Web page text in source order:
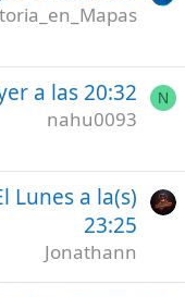
a las 20:32
nahu0093
N
Lunes a la(s)
23:25
Jonathann